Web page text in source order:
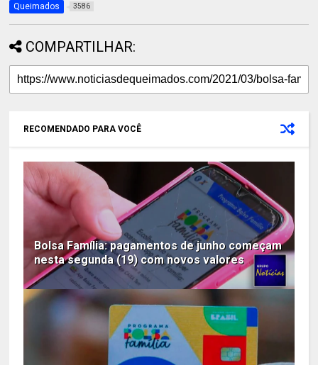
Queimados 3586
COMPARTILHAR:
RECOMENDADO PARA VOCÊ
Bolsa Família: pagamentos de junho começam
nesta segunda (19) com novos valores